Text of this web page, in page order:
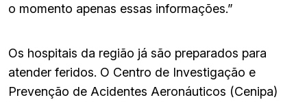
o momento apenas essas informações.”
Os hospitais da região já são preparados para
atender feridos. O Centro de Investigação e
Prevenção de Acidentes Aeronáuticos (Cenipa)